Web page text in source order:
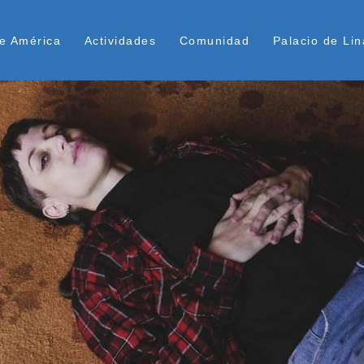
Superior
América Actividades Comunidad Palacio de